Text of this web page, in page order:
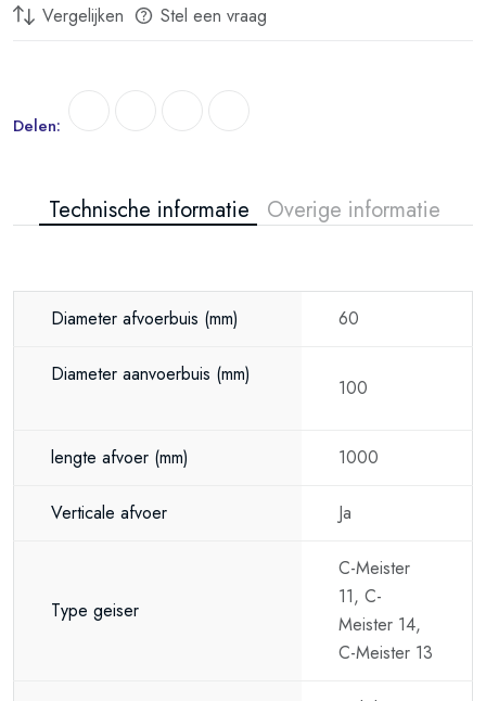
Vergelijken Stel een vraag
Delen:
Technische informatie Overige informatie
Diameter afvoerbuis (mm) 60
Diameter aanvoerbuis (mm)
100
lengte afvoer (mm) 1000
Verticale afvoer Ja
Type geiser
C-Meister
11, C-
Meister 14,
C-Meister 13